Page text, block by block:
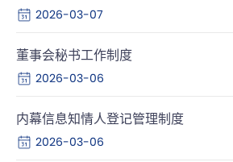
2026-03-07
董事会秘书工作制度
2026-03-06
内幕信息知情人登记管理制度
2026-03-06